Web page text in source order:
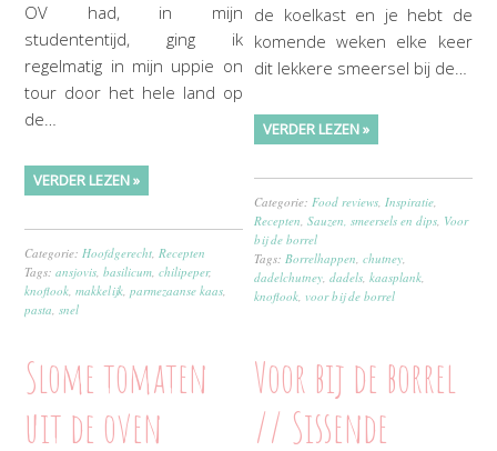
OV had, in mijn
studententijd, ging ik
regelmatig in mijn uppie on
tour door het hele land op
de…
VERDER LEZEN »
Categorie:Hoofdgerecht,Recepten
Tags:ansjovis,basilicum,chilipeper,
knoflook,makkelijk,parmezaanse kaas,
pasta,snel
de koelkast en je hebt de
komende weken elke keer
dit lekkere smeersel bij de…
VERDER LEZEN »
Categorie: Food reviews Inspiratie
Recepten ,Sauzen, smeersels en dips Voor
bij de borrel
Tags: Borrelhappen ,chutney
dadelchutney ,dadels ,kaasplank
knoflook voor bij de borrel
Slome tomaten
uit de oven
Voor bij de borrel
// Sissende